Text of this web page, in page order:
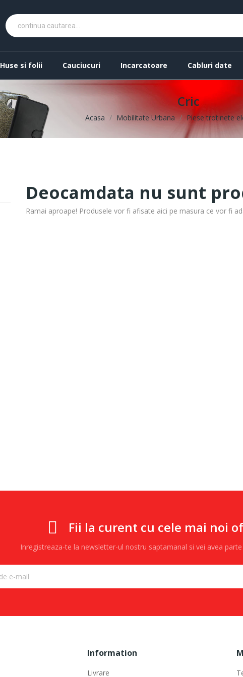
Huse si folii Cauciucuri Incarcatoare Cabluri date
Cric
Acasa Mobilitate Urbana Piese trotinete
Deocamdata nu sunt
Ramai aproape! Produsele vor fi afisate aici pe masura ce vor fi
Fii la curent cu cele mai noi
Inregistreaza-te la newsletter-ul nostru saptamanal si vei avea
Information
Livrare